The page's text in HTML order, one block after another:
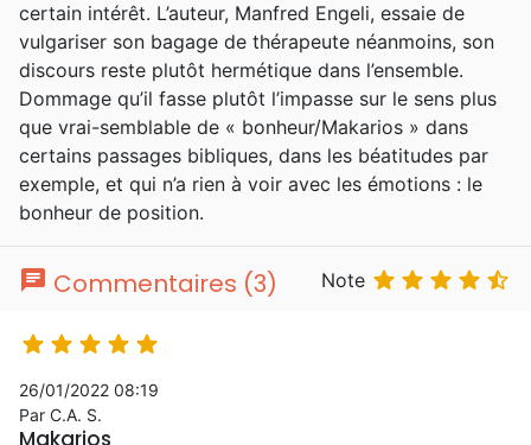
certain intérêt. L’auteur, Manfred Engeli, essaie de
vulgariser son bagage de thérapeute néanmoins, son
discours reste plutôt hermétique dans l’ensemble.
Dommage qu’il fasse plutôt l’impasse sur le sens plus
que vrai-semblable de « bonheur/Makarios » dans
certains passages bibliques, dans les béatitudes par
exemple, et qui n’a rien à voir avec les émotions : le
bonheur de position.
chat Commentaires (3) Note     
    
26/01/2022 08:19
Par C.A. S.
Makarios